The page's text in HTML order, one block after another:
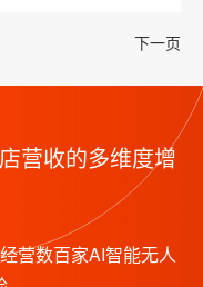
下一页
营收的多维度增
营数百家AI智能无人